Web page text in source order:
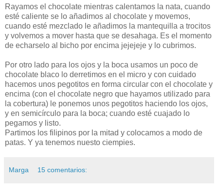
Rayamos el chocolate mientras calentamos la nata, cuando
esté caliente se lo añadimos al chocolate y movemos,
cuando esté mezclado le añadimos la mantequilla a trocitos
y volvemos a mover hasta que se desahaga. Es el momento
de echarselo al bicho por encima jejejeje y lo cubrimos.
Por otro lado para los ojos y la boca usamos un poco de
chocolate blaco lo derretimos en el micro y con cuidado
hacemos unos pegotitos en forma circular con el chocolate y
encima (con el chocolate negro que hayamos utilizado para
la cobertura) le ponemos unos pegotitos haciendo los ojos,
y en semicírculo para la boca; cuando esté cuajado lo
pegamos y listo.
Partimos los filipinos por la mitad y colocamos a modo de
patas. Y ya tenemos nuesto ciempies.
Marga 15 comentarios: